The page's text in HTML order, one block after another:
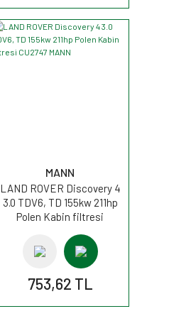
MANN
LAND ROVER Discovery 4
3.0 TDV6, TD 155kw 211hp
Polen Kabin filtresi
753,62 TL